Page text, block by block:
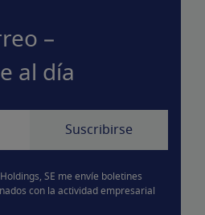
–
al día
SE me envíe boletines
con la actividad empresarial